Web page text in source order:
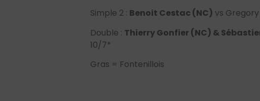
Simple 2 : Benoit Cestac (NC) vs
Double : Thierry Gonfier (NC) &
10/7*
Gras = Fontenillois